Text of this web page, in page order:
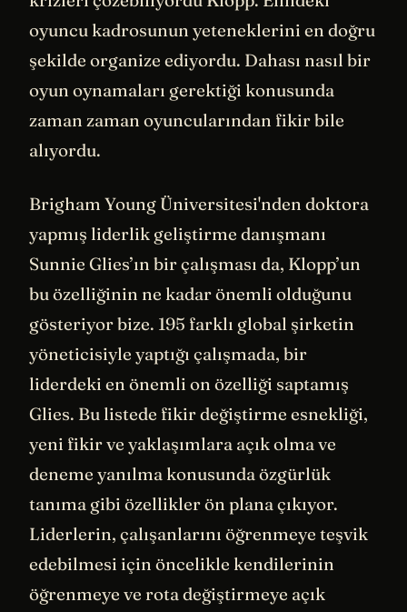
oyuncu kadrosunun yeteneklerini en doğru
şekilde organize ediyordu. Dahası nasıl bir
oyun oynamaları gerektiği konusunda
zaman zaman oyuncularından fikir bile
alıyordu.
Brigham Young Üniversitesi'nden doktora
yapmış liderlik geliştirme danışmanı
Sunnie Glies’ın bir çalışması da, Klopp’un
bu özelliğinin ne kadar önemli olduğunu
gösteriyor bize. 195 farklı global şirketin
yöneticisiyle yaptığı çalışmada, bir
liderdeki en önemli on özelliği saptamış
Glies. Bu listede fikir değiştirme esnekliği,
yeni fikir ve yaklaşımlara açık olma ve
deneme yanılma konusunda özgürlük
tanıma gibi özellikler ön plana çıkıyor.
Liderlerin, çalışanlarını öğrenmeye teşvik
edebilmesi için öncelikle kendilerinin
öğrenmeye ve rota değiştirmeye açık